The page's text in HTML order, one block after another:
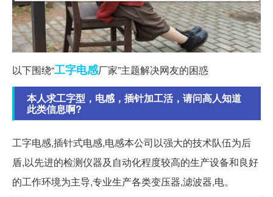
以下围绕“工字电感厂家”主题解决网友的困惑
本人求工字型，电感，插针加工活，请问高人知道
此类信息啊?
工字电感,插针式电感,电感本公司以强大的技术队伍为后
盾,以先进的检测仪器及自动化程度较高的生产设备和良好
的工作环境为主导,专业生产各类变压器,滤波器,电。